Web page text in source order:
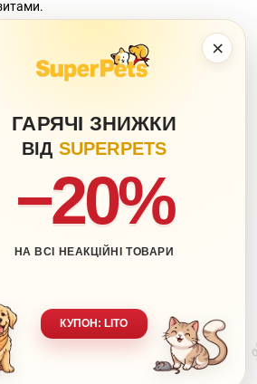
×
ГАРЯЧІ ЗНИЖКИ
ВІД SUPERPETS
−20%
НА ВСІ НЕАКЦІЙНІ ТОВАРИ
КУПОН: LITO
доставки компанія-
за переказ
дізнатися на сайті компанії-
20-99 066 707-11-17
версія сайту